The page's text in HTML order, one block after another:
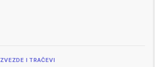
ZVEZDE I TRAČEVI